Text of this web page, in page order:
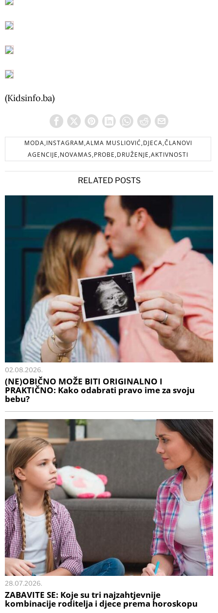
(Kidsinfo.ba)
MODA,INSTAGRAM,ALMA MUSLIOVIĆ,DJECA,ČLANOVI
AGENCIJE,NOVAMAS,PROBE,DRUŽENJE,AKTIVNOSTI
RELATED POSTS
02.08.2026.
(NE)OBIČNO MOŽE BITI ORIGINALNO I
PRAKTIČNO: Kako odabrati pravo ime za svoju
bebu?
28.07.2026.
ZABAVITE SE: Koje su tri najzahtjevnije
kombinacije roditelja i djece prema horoskopu